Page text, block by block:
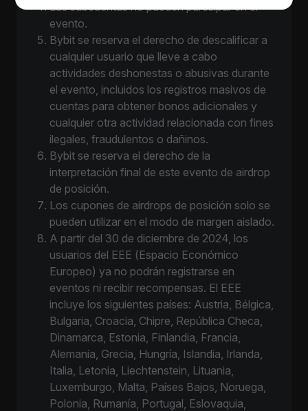
Las subcuentas no pueden participar en el
evento.
Bybit se reserva el derecho de descalificar a
cualquier usuario que lleve a cabo
actividades deshonestas o abusivas durante
el evento, incluidos los registros masivos de
cuentas para obtener bonos adicionales y
cualquier otra actividad relacionada con fines
ilegales, fraudulentos o dañinos.
Bybit se reserva el derecho de la
interpretación final de este evento de airdrop
de posición.
Los cupones de airdrops de posición solo se
pueden utilizar en el modo de margen aislado.
A partir del 30 de diciembre de 2024, los
usuarios del EEE (Espacio Económico
Europeo) ya no podrán registrarse en
eventos ni recibir recompensas. El EEE
incluye los siguientes países: Austria, Bélgica,
Bulgaria, Croacia, Chipre, República Checa,
Dinamarca, Estonia, Finlandia, Francia,
Alemania, Grecia, Hungría, Islandia, Irlanda,
Italia, Letonia, Liechtenstein, Lituania,
Luxemburgo, Malta, Países Bajos, Noruega,
Polonia, Rumanía, Portugal, Eslovaquia,